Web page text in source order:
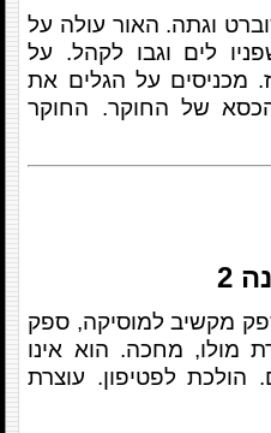
וגתה. האור עולה על
לים וגבו לקהל. על
מכניסים על הגלים את
של החוקר. החוקר
2
מקשיב למוסיקה, ספק
מולו, מחכה. הוא אינו
הולכת לפטיפון. עוצרת